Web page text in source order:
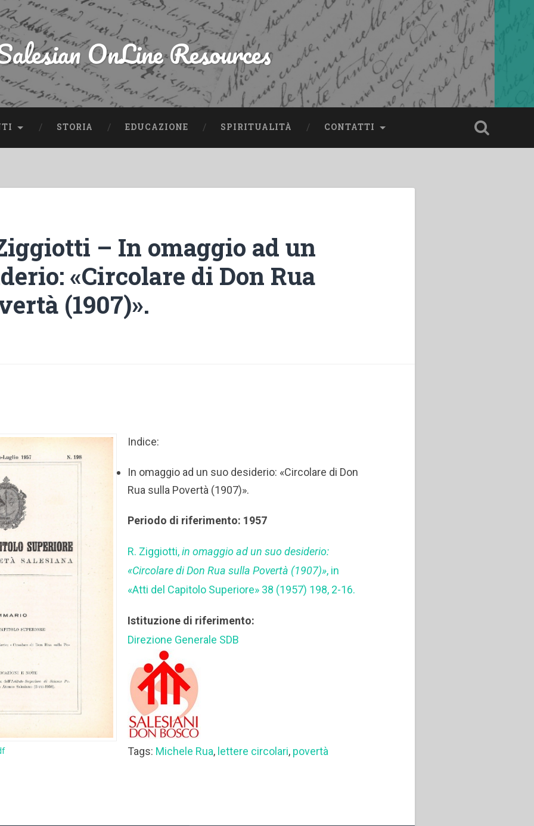
OnLine Resources
STORIA EDUCAZIONE SPIRITUALITÀ CONTATTI
– In omaggio ad un
«Circolare di Don Rua
(1907)».
Indice:
In omaggio ad un suo desiderio: «Circolare di Don
Rua sulla Povertà (1907)».
Periodo di riferimento: 1957
R. Ziggiotti,in omaggio ad un suo desiderio:
«Circolare di Don Rua sulla Povertà (1907)», in
«Atti del Capitolo Superiore» 38 (1957) 198, 2-16.
Istituzione di riferimento:
Direzione Generale SDB
Tags: Michele Rua, lettere circolari, povertà